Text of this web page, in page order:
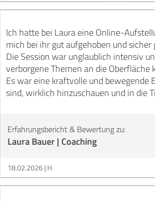
Ich hatte bei Laura eine Online-
mich bei ihr gut aufgehoben und sicher
Die Session war unglaublich intensiv
verborgene Themen an die
Es war eine kraftvolle und bewegende
sind, wirklich hinzuschauen und in die
Erfahrungsbericht & Bewertung zu:
Laura Bauer | Coaching
18.02.2026 H.